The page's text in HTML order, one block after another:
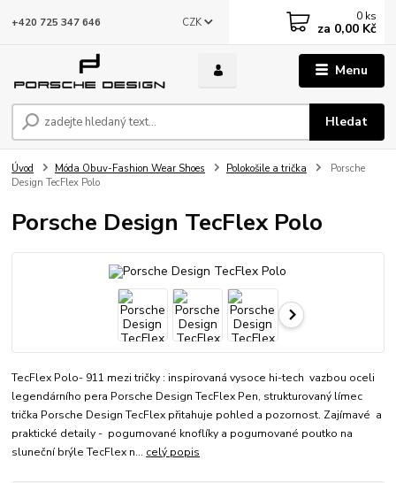
Menu
CZK
Hledat
+420 725 347 646 0 ks
za 0,00 Kč
Úvod Móda Obuv-Fashion Wear Shoes Polokošile a trička
Porsche
Design TecFlex Polo
Porsche Design TecFlex Polo
TecFlex Polo- 911 mezi tričky : inspirovaná vysoce hi-tech vazbou oceli
legendárního pera Porsche Design TecFlex Pen, strukturovaný límec
trička Porsche Design TecFlex přitahuje pohled a pozornost. Zajímavé a
praktické detaily - pogumované knoflíky a pogumované poutko na
sluneční brýle TecFlex n... celý popis